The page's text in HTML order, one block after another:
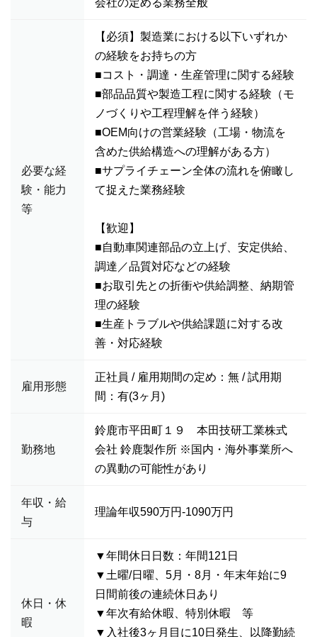
会社の定める業務全般
必要な経
験・能力
等
【必須】製造業における以下いずれか
の経験をお持ちの方
■コスト・調達・生産管理に関する経験
■部品品質や製造工程に関する経験（モ
ノづくりや工程理解を伴う経験）
■OEM向けの営業経験（工場・物流を
含めた供給構造への理解がある方）
■サプライチェーン全体の流れを俯瞰し
て捉えた業務経験
【歓迎】
■自動車関連部品の立上げ、安定供給、
調達／品質対応などの経験
■お取引先との折衝や供給調整、納期管
理の経験
■生産トラブルや供給課題に対する改
善・対応経験
雇用形態
正社員 / 雇用期間の定め：無 / 試用期
間：有(3ヶ月)
勤務地
鈴鹿市平田町１９ 本田技研工業株式
会社 鈴鹿製作所 ※国内・海外事業所へ
の異動の可能性があり
年収・給
与
理論年収590万円-1090万円
休日・休
暇
▼年間休日日数：年間121日
▼土曜/日曜、5月・8月・年末年始に9
日間前後の連続休日あり
▼年次有給休暇、特別休暇 等
▼入社後3ヶ月目に10日発生、以降勤続